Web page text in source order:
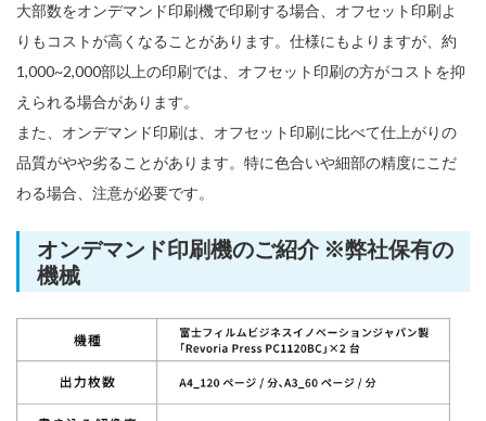
大部数をオンデマンド印刷機で印刷する場合、オフセット印刷よ
りもコストが高くなることがあります。仕様にもよりますが、約
1,000~2,000部以上の印刷では、オフセット印刷の方がコストを抑
えられる場合があります。
また、オンデマンド印刷は、オフセット印刷に比べて仕上がりの
品質がやや劣ることがあります。特に色合いや細部の精度にこだ
わる場合、注意が必要です。
オンデマンド印刷機のご紹介 ※弊社保有の
機械